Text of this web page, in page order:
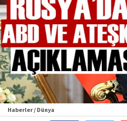
Haberler / Dünya